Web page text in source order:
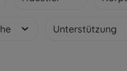
Unterstützung